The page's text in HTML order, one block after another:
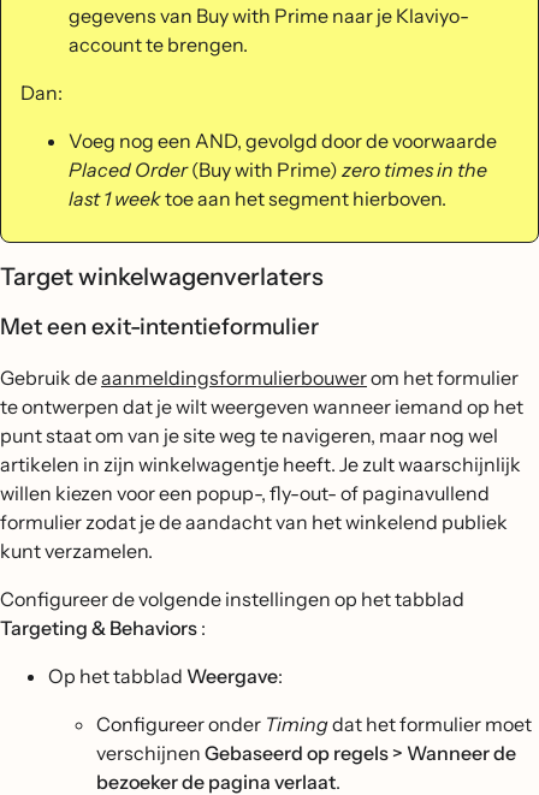
gegevens van Buy with Prime naar je Klaviyo-
account te brengen.
Dan:
Voeg nog een AND, gevolgd door de voorwaarde
Placed Order(Buy with Prime) zero times in the
last 1 weektoe aan het segment hierboven.
Target winkelwagenverlaters
Met een exit-intentieformulier
Gebruik deaanmeldingsformulierbouwerom het formulier
te ontwerpen dat je wilt weergeven wanneer iemand op het
punt staat om van je site weg te navigeren, maar nog wel
artikelen in zijn winkelwagentje heeft. Je zult waarschijnlijk
willen kiezen voor een popup-, fly-out- of paginavullend
formulier zodat je de aandacht van het winkelend publiek
kunt verzamelen.
Configureer de volgende instellingen op het tabblad
Targeting & Behaviors :
Op het tabblad Weergave:
Configureer onder Timingdat het formulier moet
verschijnen Gebaseerd op regels > Wanneer de
bezoeker de pagina verlaat.